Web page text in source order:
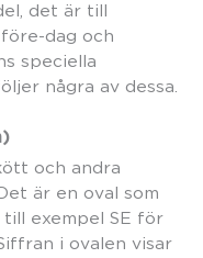
det är till
dag och
speciella
några av dessa.
och andra
är en oval som
exempel SE för
i ovalen visar